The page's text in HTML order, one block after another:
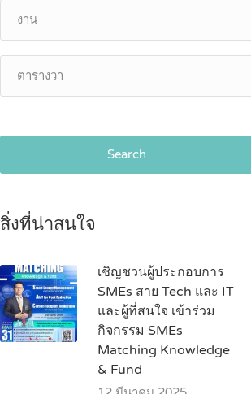
Search
สิ่งที่น่าสนใจ
เชิญชวนผู้ประกอบการ
SMEs สาย Tech และ IT
และผู้ที่สนใจ เข้าร่วม
กิจกรรม SMEs
Matching Knowledge
& Fund